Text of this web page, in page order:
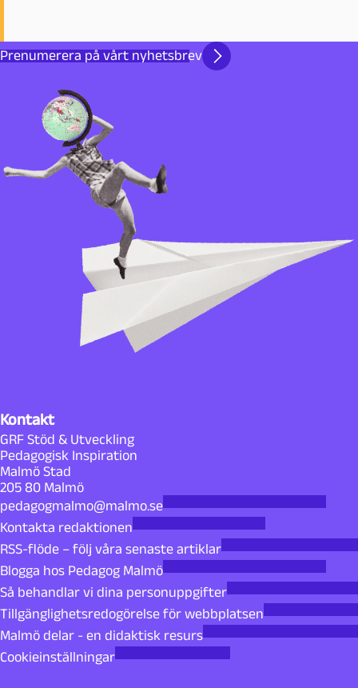
Prenumerera på vårt nyhetsbrev
Kontakt
GRF Stöd & Utveckling
Pedagogisk Inspiration
Malmö Stad
205 80 Malmö
pedagogmalmo@malmo.se
Kontakta redaktionen
RSS-flöde – följ våra senaste artiklar
Blogga hos Pedagog Malmö
Så behandlar vi dina personuppgifter
Tillgänglighetsredogörelse för webbplatsen
Malmö delar - en didaktisk resurs
Cookieinställningar